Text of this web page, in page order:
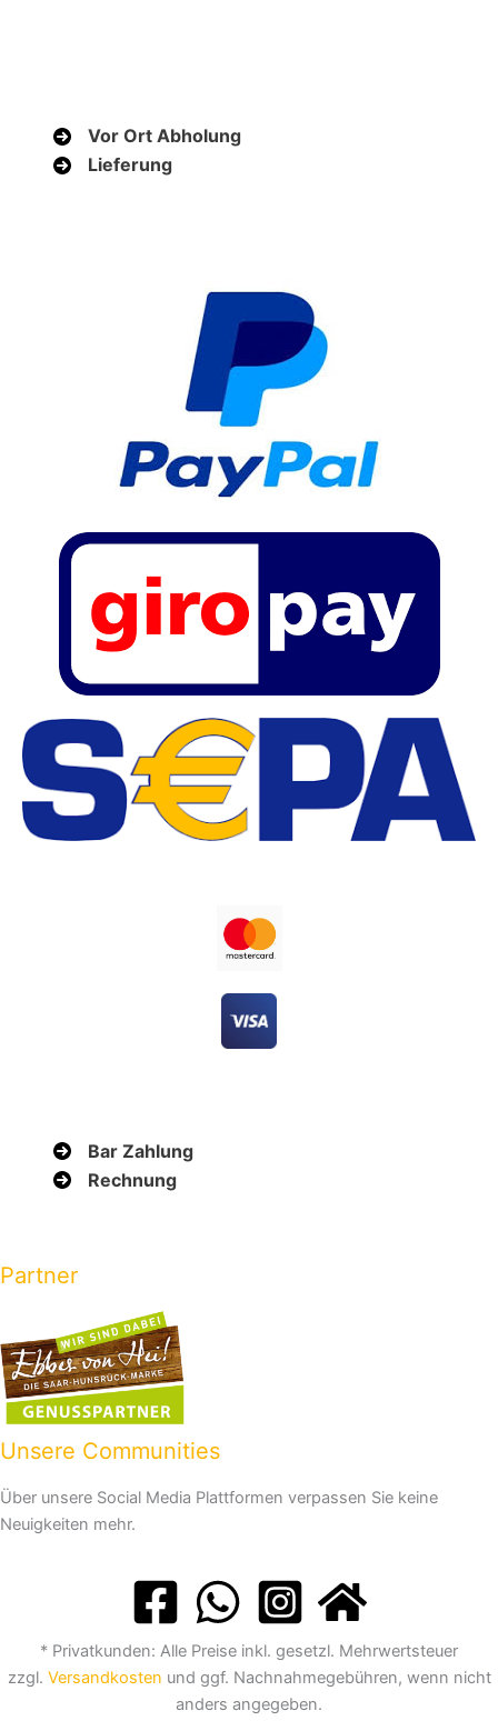
Vor Ort Abholung
Lieferung
Bar Zahlung
Rechnung
Partner
Unsere Communities
Über unsere Social Media Plattformen verpassen Sie keine
Neuigkeiten mehr.
* Privatkunden: Alle Preise inkl. gesetzl. Mehrwertsteuer
zzgl. Versandkosten und ggf. Nachnahmegebühren, wenn nicht
anders angegeben.